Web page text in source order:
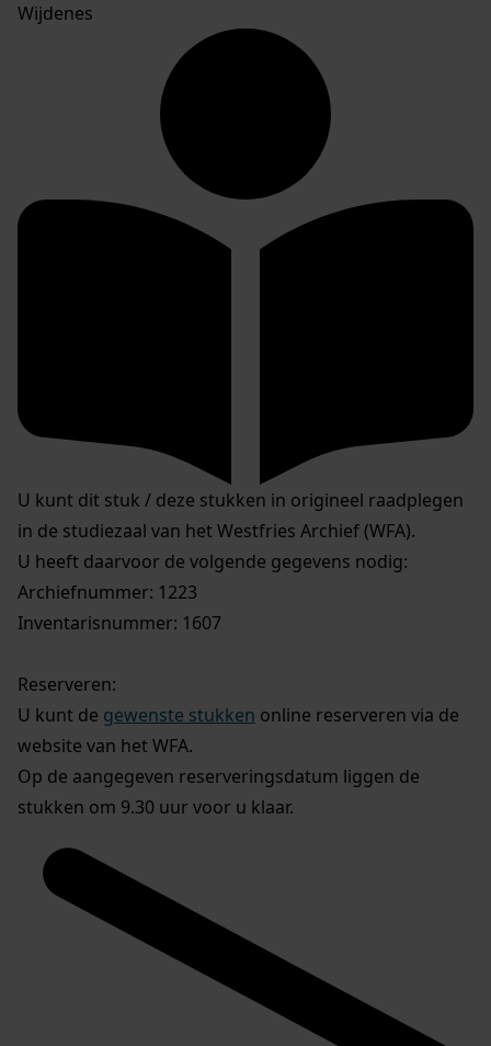
Wijdenes
U kunt dit stuk / deze stukken in origineel raadplegen
in de studiezaal van het Westfries Archief (WFA).
U heeft daarvoor de volgende gegevens nodig:
Archiefnummer: 1223
Inventarisnummer: 1607
Reserveren:
U kunt de gewenste stukken online reserveren via de
website van het WFA.
Op de aangegeven reserveringsdatum liggen de
stukken om 9.30 uur voor u klaar.